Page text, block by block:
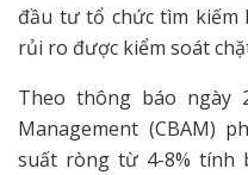
đầu tư tổ chức tìm kiếm
rủi ro được kiểm soát
Theo thông báo ngày
Management (CBAM)
suất ròng từ 4-8% tính